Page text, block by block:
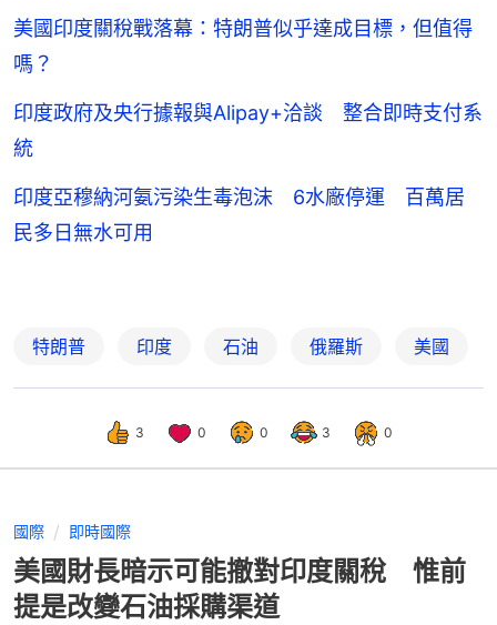
美國印度關稅戰落幕：特朗普似乎達成目標，但值得
嗎？
印度政府及央行據報與Alipay+洽談 整合即時支付系
統
印度亞穆納河氨污染生毒泡沫 6水廠停運 百萬居
民多日無水可用
特朗普 印度 石油 俄羅斯 美國
3 0 0 3 0
國際 即時國際
美國財長暗示可能撤對印度關稅 惟前
提是改變石油採購渠道